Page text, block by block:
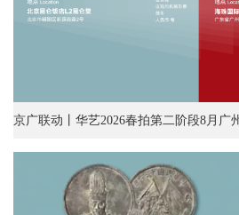
京广联动丨华艺2026春拍第二阶段8月广